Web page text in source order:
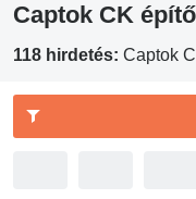
Captok CK
118 hirdetés: Captok